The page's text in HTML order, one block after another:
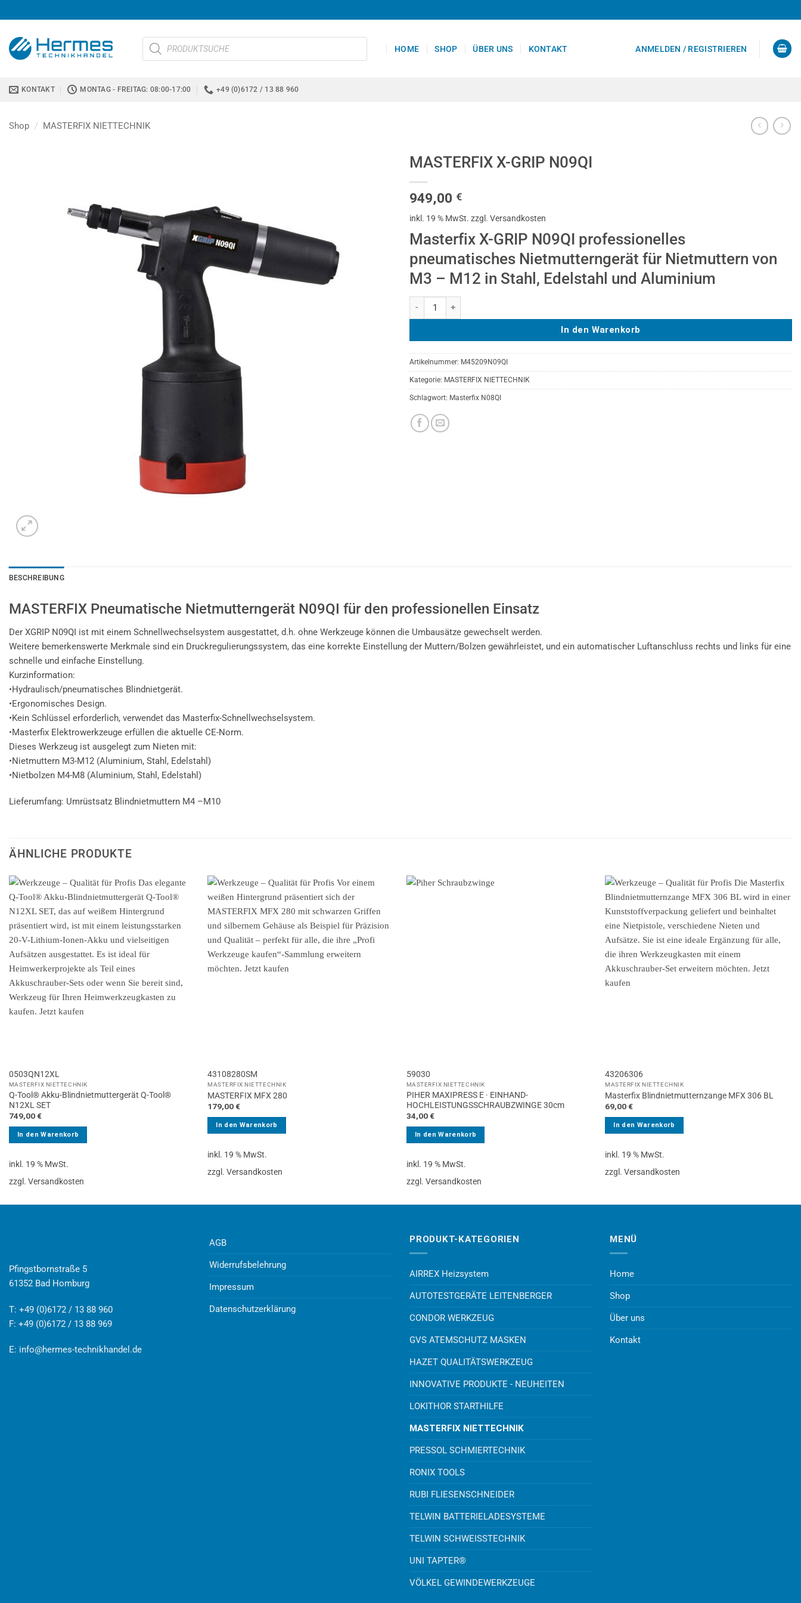
Inhalt
springen
Products
search
HOME SHOP ÜBER UNS KONTAKT ANMELDEN / REGISTRIEREN
KONTAKT MONTAG - FREITAG: 08:00-17:00 +49 (0)6172 / 13 88 960
Shop / MASTERFIX NIETTECHNIK
MASTERFIX X-GRIP N09QI
949,00 €
inkl. 19 % MwSt. zzgl. Versandkosten
Masterfix X-GRIP N09QI professionelles
pneumatisches Nietmutterngerät für Nietmuttern von
M3 – M12 in Stahl, Edelstahl und Aluminium
In den Warenkorb
Artikelnummer: M45209N09QI
Kategorie: MASTERFIX NIETTECHNIK
Schlagwort: Masterfix N08QI
BESCHREIBUNG
MASTERFIX Pneumatische Nietmutterngerät N09QI für den professionellen Einsatz
Der XGRIP N09QI ist mit einem Schnellwechselsystem ausgestattet, d.h. ohne Werkzeuge können die Umbausätze gewechselt werden.
Weitere bemerkenswerte Merkmale sind ein Druckregulierungssystem, das eine korrekte Einstellung der Muttern/Bolzen gewährleistet, und ein automatischer Luftanschluss rechts und links für eine
schnelle und einfache Einstellung.
Kurzinformation:
•Hydraulisch/pneumatisches Blindnietgerät.
•Ergonomisches Design.
•Kein Schlüssel erforderlich, verwendet das Masterfix-Schnellwechselsystem.
•Masterfix Elektrowerkzeuge erfüllen die aktuelle CE-Norm.
Dieses Werkzeug ist ausgelegt zum Nieten mit:
•Nietmuttern M3-M12 (Aluminium, Stahl, Edelstahl)
•Nietbolzen M4-M8 (Aluminium, Stahl, Edelstahl)
Lieferumfang: Umrüstsatz Blindnietmuttern M4 –M10
ÄHNLICHE PRODUKTE
0503QN12XL
MASTERFIX NIETTECHNIK
Q-Tool® Akku-Blindnietmuttergerät Q-Tool®
N12XL SET
749,00€
In den Warenkorb
inkl. 19 % MwSt.
zzgl. Versandkosten
43108280SM
MASTERFIX NIETTECHNIK
MASTERFIX MFX 280
179,00€
In den Warenkorb
inkl. 19 % MwSt.
zzgl. Versandkosten
59030
MASTERFIX NIETTECHNIK
PIHER MAXIPRESS E · EINHAND-
HOCHLEISTUNGSSCHRAUBZWINGE 30cm
34,00€
In den Warenkorb
inkl. 19 % MwSt.
zzgl. Versandkosten
43206306
MASTERFIX NIETTECHNIK
Masterfix Blindnietmutternzange MFX 306 BL
69,00€
In den Warenkorb
inkl. 19 % MwSt.
zzgl. Versandkosten
Pfingstbornstraße 5
61352 Bad Homburg
T: +49 (0)6172 / 13 88 960
F: +49 (0)6172 / 13 88 969
E: info@hermes-technikhandel.de
AGB
Widerrufsbelehrung
Impressum
Datenschutzerklärung
PRODUKT-KATEGORIEN
AIRREX Heizsystem
AUTOTESTGERÄTE LEITENBERGER
CONDOR WERKZEUG
GVS ATEMSCHUTZ MASKEN
HAZET QUALITÄTSWERKZEUG
INNOVATIVE PRODUKTE - NEUHEITEN
LOKITHOR STARTHILFE
MASTERFIX NIETTECHNIK
PRESSOL SCHMIERTECHNIK
RONIX TOOLS
RUBI FLIESENSCHNEIDER
TELWIN BATTERIELADESYSTEME
TELWIN SCHWEISSTECHNIK
UNI TAPTER®
VÖLKEL GEWINDEWERKZEUGE
MENÜ
Home
Shop
Über uns
Kontakt